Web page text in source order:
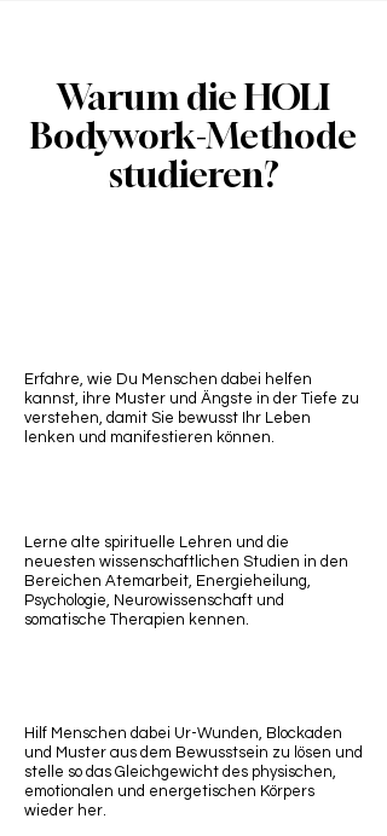
Warum die HOLI
Bodywork-Methode
studieren?
Erfahre, wie Du Menschen dabei helfen
kannst, ihre Muster und Ängste in der Tiefe zu
verstehen, damit Sie bewusst Ihr Leben
lenken und manifestieren können.
Lerne alte spirituelle Lehren und die
neuesten wissenschaftlichen Studien in den
Bereichen Atemarbeit, Energieheilung,
Psychologie, Neurowissenschaft und
somatische Therapien kennen.
Hilf Menschen dabei Ur-Wunden, Blockaden
und Muster aus dem Bewusstsein zu lösen und
stelle so das Gleichgewicht des physischen,
emotionalen und energetischen Körpers
wieder her.